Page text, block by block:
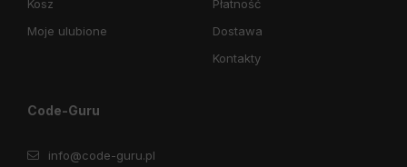
Kosz
Moje ulubione
Płatność
Dostawa
Kontakty
Code-Guru
info@code-guru.pl